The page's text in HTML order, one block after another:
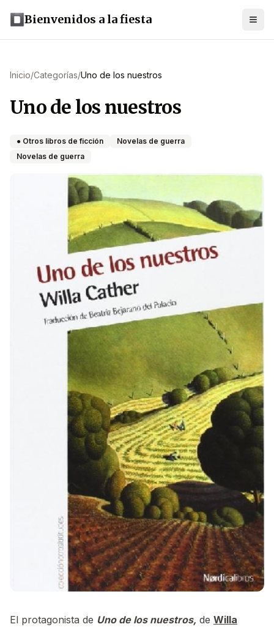
Bienvenidos a la fiesta
Inicio/Categorías/Uno de los nuestros
Uno de los nuestros
● Otros libros de ficción
Novelas de guerra
Novelas de guerra
El protagonista de Uno de los nuestros, de Willa